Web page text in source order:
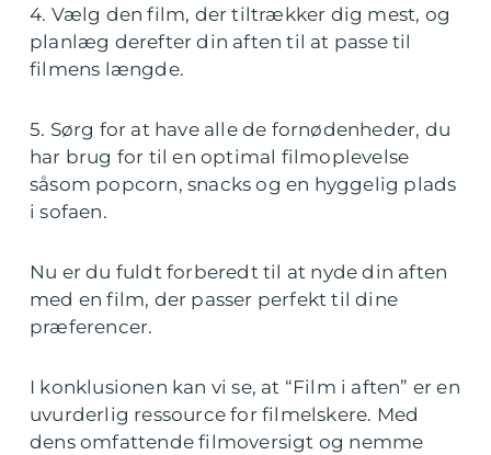
4. Vælg den film, der tiltrækker dig mest, og
planlæg derefter din aften til at passe til
filmens længde.
5. Sørg for at have alle de fornødenheder, du
har brug for til en optimal filmoplevelse
såsom popcorn, snacks og en hyggelig plads
i sofaen.
Nu er du fuldt forberedt til at nyde din aften
med en film, der passer perfekt til dine
præferencer.
I konklusionen kan vi se, at “Film i aften” er en
uvurderlig ressource for filmelskere. Med
dens omfattende filmoversigt og nemme